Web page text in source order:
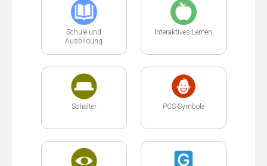
Schule und
Ausbildung
Interaktives Lernen
Schalter PCS-Symbole